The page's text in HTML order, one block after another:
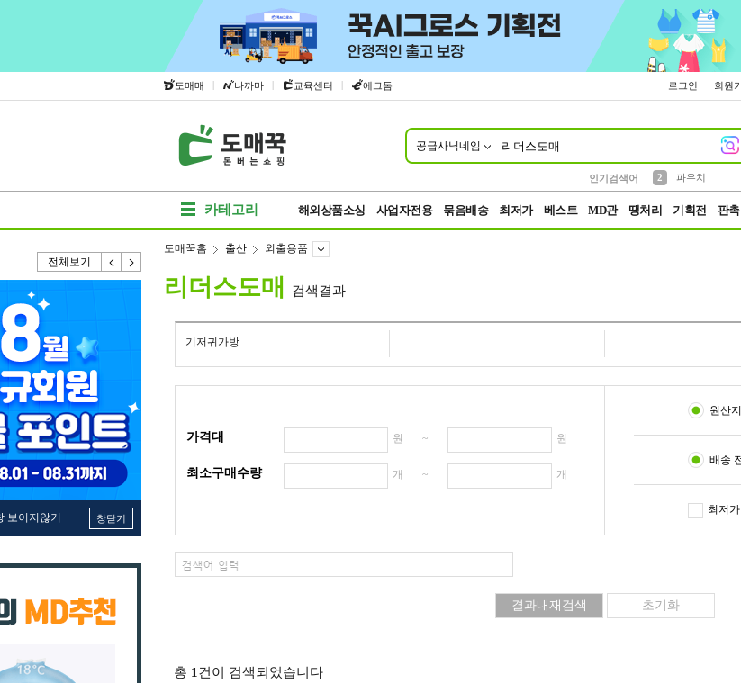
도매매 | 나까마 | 교육센터 | 에그돔 로그인 회원
공급사닉네임
인기검색어
2
파우치
카테고리 해외상품소싱 사업자전용 묶음배송 최저가 베스트 MD관 땡처리 기획전 판
전체보기
보이지않기 창닫기
도매꾹홈 출산 외출용품
리더스도매 검색결과
기저귀가방
가격대 원 ~ 원
최소구매수량 개 ~ 개
원산
배송
최저
총 1 건이 검색되었습니다